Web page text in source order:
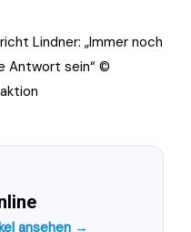
Lindner: „Immer noch
Antwort sein“ ©
ansehen →